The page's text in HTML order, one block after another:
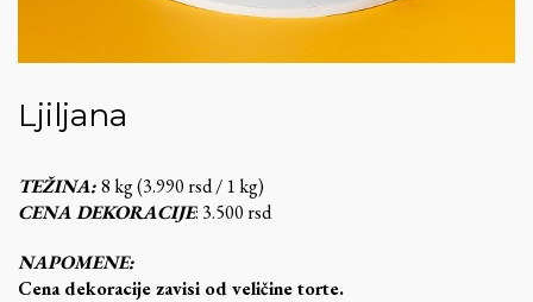
Ljiljana
TEŽINA:8 kg (3.990 rsd / 1 kg)
CENA DEKORACIJE: 3.500 rsd
NAPOMENE:
Cena dekoracije zavisi od veličine torte.